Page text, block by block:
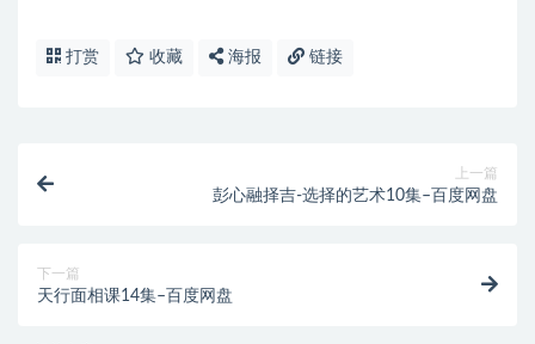
打赏 收藏 海报 链接
上一篇
彭心融择吉-选择的艺术10集–百度网盘
下一篇
天行面相课14集–百度网盘